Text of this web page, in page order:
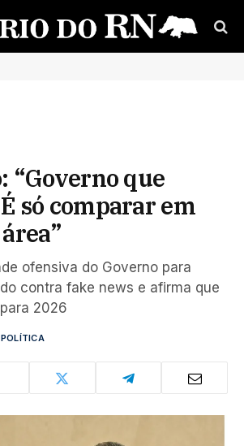
“Governo que
só comparar em
ofensiva do Governo para
contra fake news e afirma que
2026
POLÍTICA